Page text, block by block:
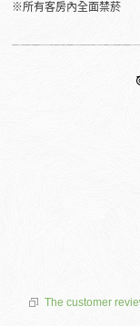
※所有客房內全面禁菸
The customer